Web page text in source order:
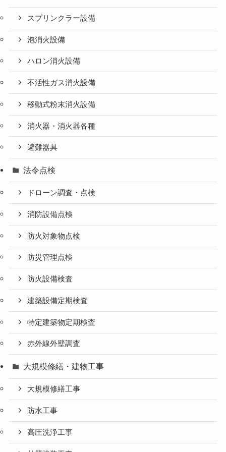
スプリンクラー設備
泡消火設備
ハロン消火設備
不活性ガス消火設備
移動式粉末消火設備
消火器・消火器各種
避難器具
法令点検
ドローン調査・点検
消防設備点検
防火対象物点検
防災管理点検
防火設備検査
建築設備定期検査
特定建築物定期検査
赤外線外壁調査
大規模修繕・建物工事
大規模修繕工事
防水工事
高圧洗浄工事